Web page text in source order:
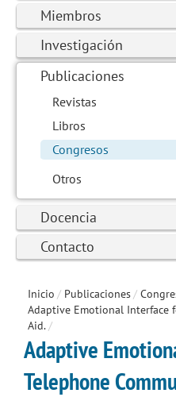
Miembros
Investigación
Publicaciones
Revistas
Libros
Congresos
Otros
Docencia
Contacto
Inicio / Publicaciones/
Adaptive Emotional Interface
Aid./
Adaptive
Telephone